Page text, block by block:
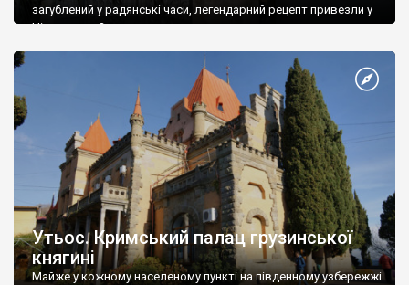
загублений у радянські часи, легендарний рецепт привезли у
Ніжин греки?
Утьос. Кримський палац грузинської
княгині
Майже у кожному населеному пункті на південному узбережжі